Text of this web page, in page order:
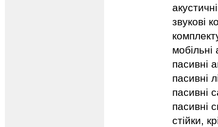
звукові
пасивні
пасивні
пасивні
пасивні
стійки,